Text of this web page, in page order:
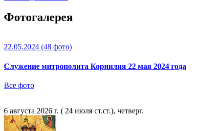
Фотогалерея
22.05.2024 (48 фото)
Служение митрополита Корнилия 22 мая 2024 года
Все фото
6 августа 2026 г. ( 24 июля ст.ст.), четверг.